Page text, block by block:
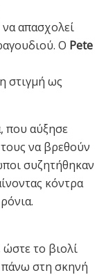
απασχολεί
Ο Pete
στιγμή ως
που αύξησε
να βρεθούν
συζητήθηκαν
κόντρα
ώστε το βιολί
πάνω στη σκηνή